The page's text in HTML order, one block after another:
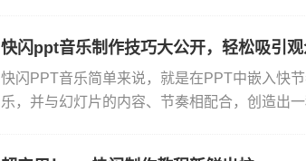
快闪ppt音乐制作技巧大公开，轻松吸引观
快闪PPT音乐简单来说，就是在PPT中嵌入快
乐，并与幻灯片的内容、节奏相配合，创造出